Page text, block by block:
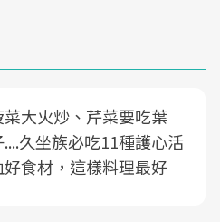
菜大火炒、芹菜要吃葉
....久坐族必吃11種護心活
好食材，這樣料理最好